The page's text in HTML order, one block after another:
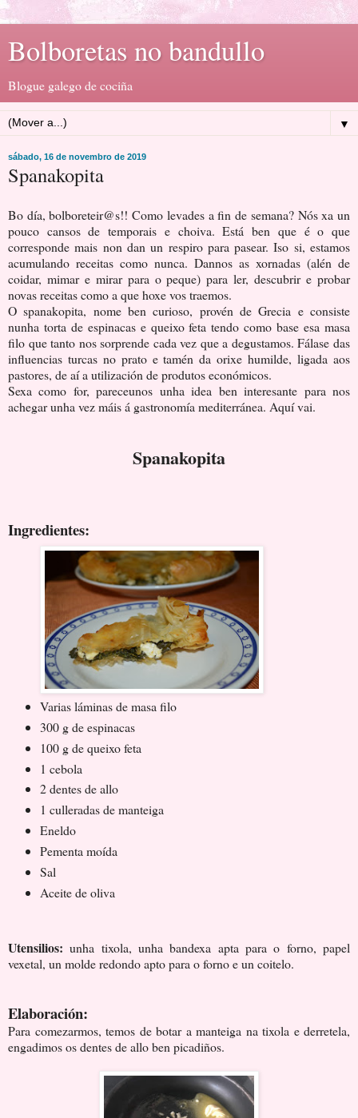
Bolboretas no bandullo
Blogue galego de cociña
▼
sábado, 16 de novembro de 2019
Spanakopita
Bo día, bolboreteir@s!! Como levades a fin de semana? Nós xa un
pouco cansos de temporais e choiva. Está ben que é o que
corresponde mais non dan un respiro para pasear. Iso si, estamos
acumulando receitas como nunca. Dannos as xornadas (alén de
coidar, mimar e mirar para o peque) para ler, descubrir e probar
novas receitas como a que hoxe vos traemos.
O spanakopita, nome ben curioso, provén de Grecia e consiste
nunha torta de espinacas e queixo feta tendo como base esa masa
filo que tanto nos sorprende cada vez que a degustamos. Fálase das
influencias turcas no prato e tamén da orixe humilde, ligada aos
pastores, de aí a utilización de produtos económicos.
Sexa como for, pareceunos unha idea ben interesante para nos
achegar unha vez máis á gastronomía mediterránea. Aquí vai.
Spanakopita
Ingredientes:
Varias láminas de masa filo
300 g de espinacas
100 g de queixo feta
1 cebola
2 dentes de allo
1 culleradas de manteiga
Eneldo
Pementa moída
Sal
Aceite de oliva
Utensilios:unha tixola, unha bandexa apta para o forno, papel
vexetal, un molde redondo apto para o forno e un coitelo.
Elaboración:
Para comezarmos, temos de botar a manteiga na tixola e derretela,
engadimos os dentes de allo ben picadiños.